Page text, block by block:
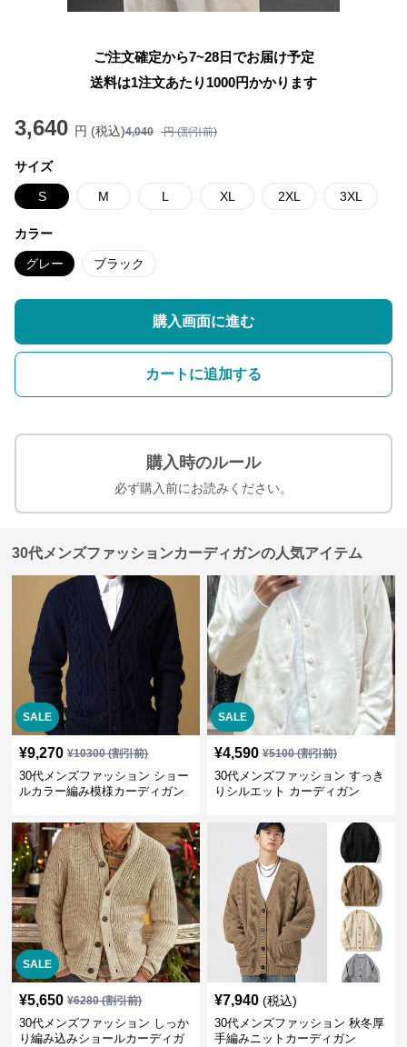
ご注文確定から7~28日でお届け予定
送料は1注文あたり 1000円かかります
3,640 円 (税込)4,040 円 (割引前)
サイズ
S M L XL 2XL 3XL
カラー
グレー ブラック
購入画面に進む
カートに追加する
購入時のルール
必ず購入前にお読みください。
30代メンズファッションカーディガンの人気アイテム
SALE
¥9,270 ¥10300(割引前)
30代メンズファッション ショー
ルカラー編み模様カーディガン
SALE
¥4,590 ¥5100(割引前)
30代メンズファッション すっき
りシルエット カーディガン
SALE
¥5,650 ¥6280(割引前)
30代メンズファッション しっか
り編み込みショールカーディガ
¥7,940 (税込)
30代メンズファッション 秋冬厚
手編みニットカーディガン